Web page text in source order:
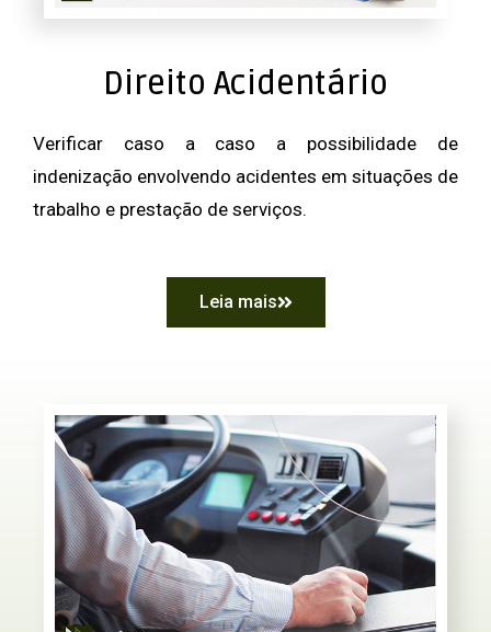
Direito Acidentário
Verificar caso a caso a possibilidade de
indenização envolvendo acidentes em situações de
trabalho e prestação de serviços.
Leia mais